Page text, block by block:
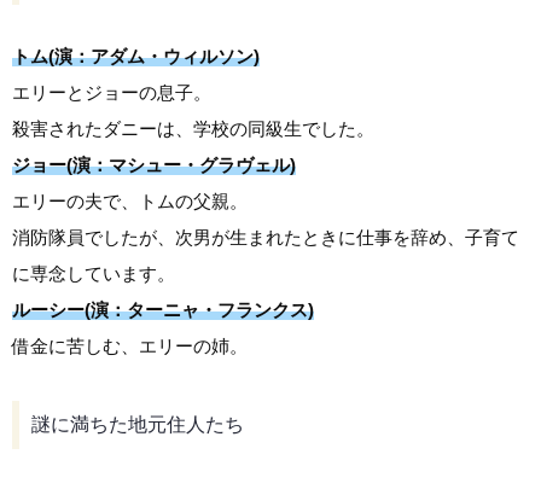
トム(演：アダム・ウィルソン)
エリーとジョーの息子。
殺害されたダニーは、学校の同級生でした。
ジョー(演：マシュー・グラヴェル)
エリーの夫で、トムの父親。
消防隊員でしたが、次男が生まれたときに仕事を辞め、子育て
に専念しています。
ルーシー(演：ターニャ・フランクス)
借金に苦しむ、エリーの姉。
謎に満ちた地元住人たち